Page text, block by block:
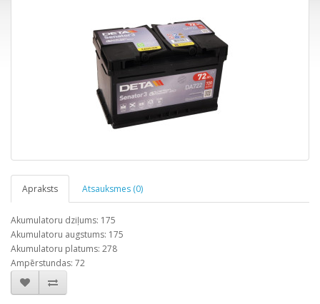
Apraksts Atsauksmes (0)
Akumulatoru dziļums: 175
Akumulatoru augstums: 175
Akumulatoru platums: 278
Ampērstundas: 72